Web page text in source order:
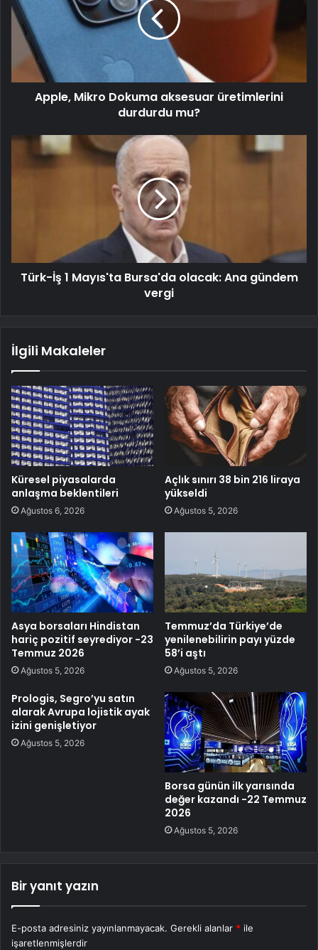
Apple, Mikro Dokuma aksesuar üretimlerini
durdurdu mu?
Türk-İş 1 Mayıs'ta Bursa'da olacak: Ana gündem
vergi
İlgili Makaleler
Küresel piyasalarda
anlaşma beklentileri
Ağustos 6, 2026
Açlık sınırı 38 bin 216 liraya
yükseldi
Ağustos 5, 2026
Asya borsaları Hindistan
hariç pozitif seyrediyor -23
Temmuz 2026
Ağustos 5, 2026
Temmuz’da Türkiye’de
yenilenebilirin payı yüzde
58’i aştı
Ağustos 5, 2026
Prologis, Segro’yu satın
alarak Avrupa lojistik ayak
izini genişletiyor
Ağustos 5, 2026
Borsa günün ilk yarısında
değer kazandı -22 Temmuz
2026
Ağustos 5, 2026
Bir yanıt yazın
E-posta adresiniz yayınlanmayacak. Gerekli alanlar * ile
işaretlenmişlerdir